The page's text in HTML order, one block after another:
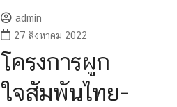
admin
27 สิงหาคม 2022
โครงการผูก
ใจสัมพันไทย-